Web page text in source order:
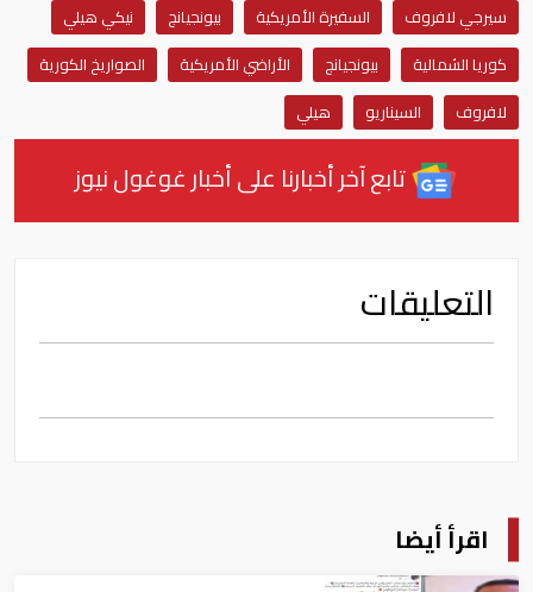
سيرجي لافروف
السفيرة الأمريكية بيونجيانج
نيكي هيلي
كوريا الشمالية
بيونجيانج الأراضي الأمريكية
الصواريخ الكورية
لافروف
السيناريو هيلي
تابع آخر أخبارنا على أخبار غوغول نيوز
التعليقات
اقرأ أيضا